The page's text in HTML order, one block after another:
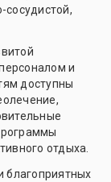
сосудистой,
и
доступны
отдыха.
благоприятных